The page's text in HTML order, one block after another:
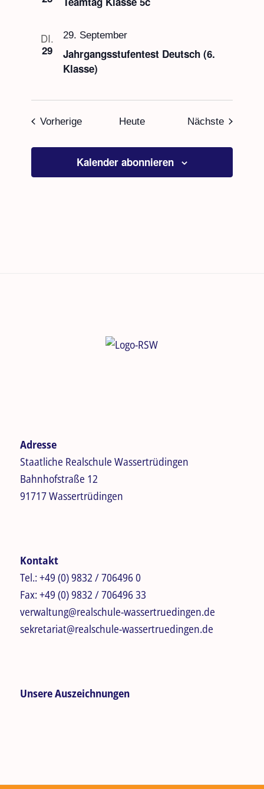
DI.
29
Jahrgangsstufentest Deutsch (6.
Klasse)
29. September
VorherigeVeranstaltungen
Heute Nächste
Kalender abonnieren
Adresse
Staatliche Realschule Wassertrüdingen
Bahnhofstraße 12
91717 Wassertrüdingen
Kontakt
Tel.: +49 (0) 9832 / 706496 0
Fax: +49 (0) 9832 / 706496 33
verwaltung@realschule-wassertruedingen.de
sekretariat@realschule-wassertruedingen.de
Unsere Auszeichnungen